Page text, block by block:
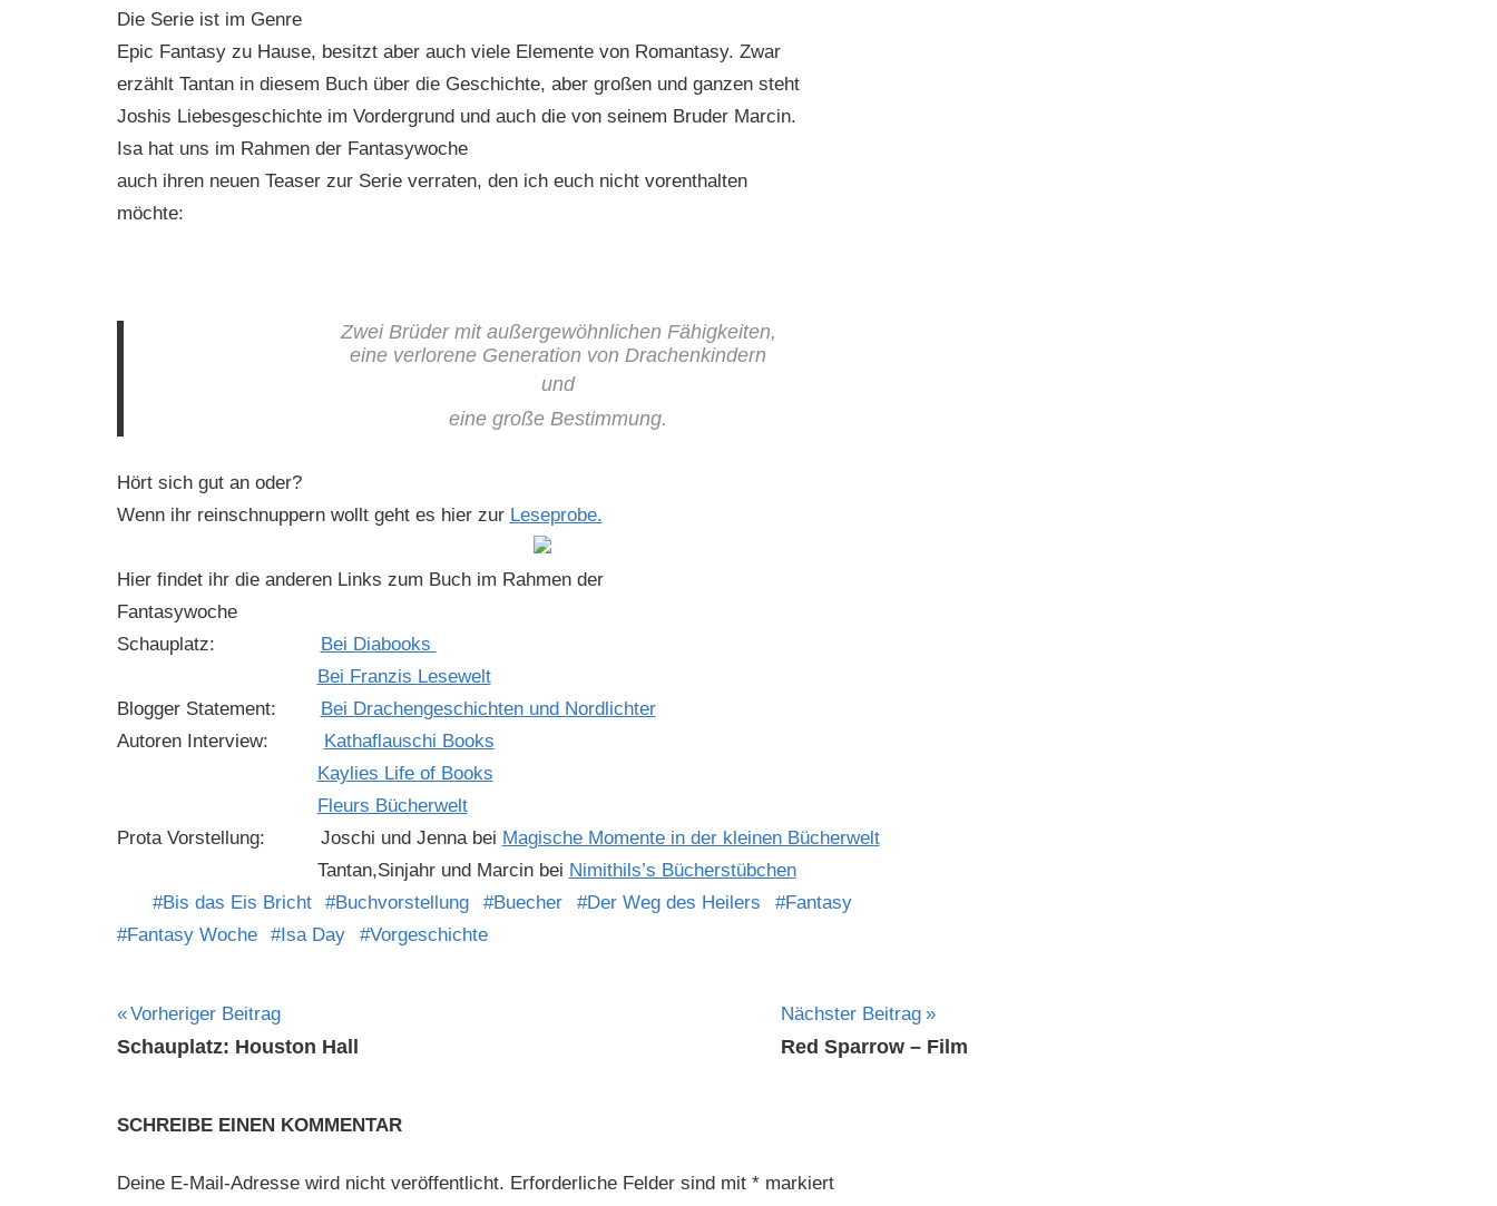
Die Serie ist im Genre
Epic Fantasy zu Hause, besitzt aber auch viele Elemente von Romantasy. Zwar
erzählt Tantan in diesem Buch über die Geschichte, aber großen und ganzen steht
Joshis Liebesgeschichte im Vordergrund und auch die von seinem Bruder Marcin.
Isa hat uns im Rahmen der Fantasywoche
auch ihren neuen Teaser zur Serie verraten, den ich euch nicht vorenthalten
möchte:
Zwei Brüder mit außergewöhnlichen Fähigkeiten,
eine verlorene Generation von Drachenkindern
und
eine große Bestimmung.
Hört sich gut an oder?
Wenn ihr reinschnuppern wollt geht es hier zur Leseprobe.
Hier findet ihr die anderen Links zum Buch im Rahmen der
Fantasywoche
Schauplatz: Bei Diabooks
Bei Franzis Lesewelt
Blogger Statement: Bei Drachengeschichten und Nordlichter
Autoren Interview: Kathaflauschi Books
Kaylies Life of Books
Fleurs Bücherwelt
Prota Vorstellung: Joschi und Jenna bei Magische Momente in der kleinen Bücherwelt
Tantan,Sinjahr und Marcin bei Nimithils’s Bücherstübchen
Bis das Eis Bricht
Buchvorstellung Buecher Der Weg des Heilers
Fantasy
Fantasy Woche
Isa Day Vorgeschichte
Beitragsnavigation
Vorheriger Beitrag
Schauplatz: Houston Hall
Nächster Beitrag
Red Sparrow – Film
SCHREIBE EINEN KOMMENTAR
Deine E-Mail-Adresse wird nicht veröffentlicht. Erforderliche Felder sind mit *markiert